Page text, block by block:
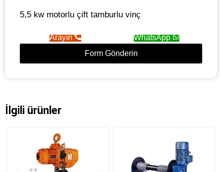
5,5 kw motorlu çift tamburlu vinç
Arayın
WhatsApp
Form Gönderin
İlgili ürünler